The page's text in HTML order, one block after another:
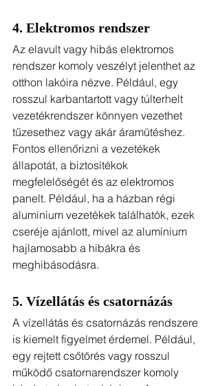
4. Elektromos rendszer
Az elavult vagy hibás elektromos
rendszer komoly veszélyt jelenthet az
otthon lakóira nézve. Például, egy
rosszul karbantartott vagy túlterhelt
vezetékrendszer könnyen vezethet
tűzesethez vagy akár áramütéshez.
Fontos ellenőrizni a vezetékek
állapotát, a biztosítékok
megfelelőségét és az elektromos
panelt. Például, ha a házban régi
alumínium vezetékek találhatók, ezek
cseréje ajánlott, mivel az alumínium
hajlamosabb a hibákra és
meghibásodásra.
5. Vízellátás és csatornázás
A vízellátás és csatornázás rendszere
is kiemelt figyelmet érdemel. Például,
egy rejtett csőtörés vagy rosszul
működő csatornarendszer komoly